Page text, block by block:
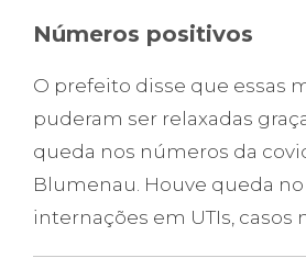
Números positivos
O prefeito disse que essas
puderam ser relaxadas
queda nos números da
Blumenau. Houve queda
internações em UTIs, casos